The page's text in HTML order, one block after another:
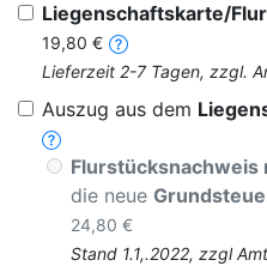
Liegenschaftskarte/
19,80 €
Lieferzeit 2-7 Tagen, zzgl.
Auszug aus dem
Flurstücksnachweis
die neue
24,80 €
Stand 1.1,.2022, zzgl